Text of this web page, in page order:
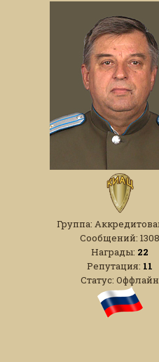
Группа:
Сообщений: 1308
Награды: 22
Репутация: 11
Статус: Оффлайн